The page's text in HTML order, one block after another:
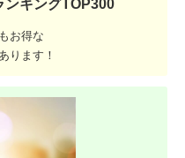
ンキングTOP300
お得な
ります！